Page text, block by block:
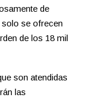
de
se ofrecen
de los 18 mil
son atendidas
las